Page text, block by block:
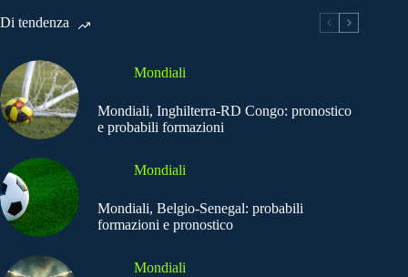
Di tendenza
Mondiali
Mondiali, Inghilterra-RD Congo: pronostico
e probabili formazioni
Mondiali
Mondiali, Belgio-Senegal: probabili
formazioni e pronostico
Mondiali